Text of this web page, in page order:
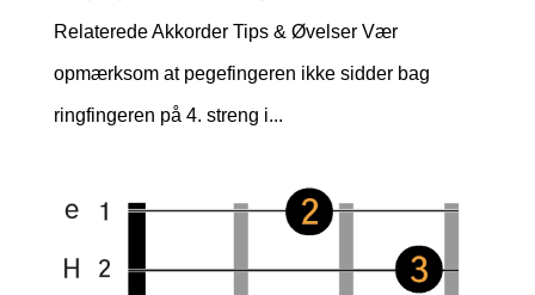
Relaterede Akkorder Tips & Øvelser Vær
opmærksom at pegefingeren ikke sidder bag
ringfingeren på 4. streng i...